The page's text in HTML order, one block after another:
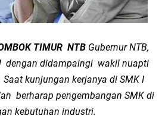
TIMUR NTB Gubernur NTB,
dengan didampaingi wakil nuapti
kunjungan kerjanya di SMK I
berharap pengembangan SMK di
kebutuhan industri.